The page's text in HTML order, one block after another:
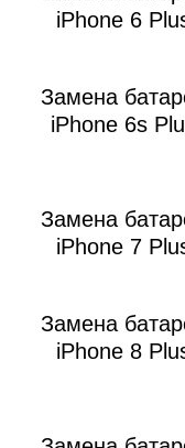
iPhone 6
Замена
iPhone 6s
Замена
iPhone 7
Замена
iPhone 8